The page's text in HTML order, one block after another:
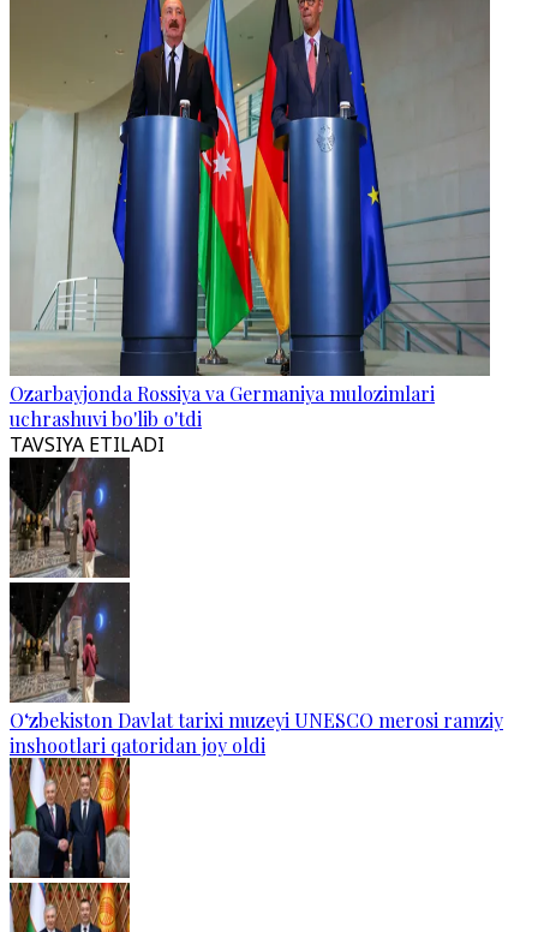
Ozarbayjonda Rossiya va Germaniya mulozimlari
uchrashuvi bo'lib o'tdi
TAVSIYA ETILADI
O‘zbekiston Davlat tarixi muzeyi UNESCO merosi ramziy
inshootlari qatoridan joy oldi